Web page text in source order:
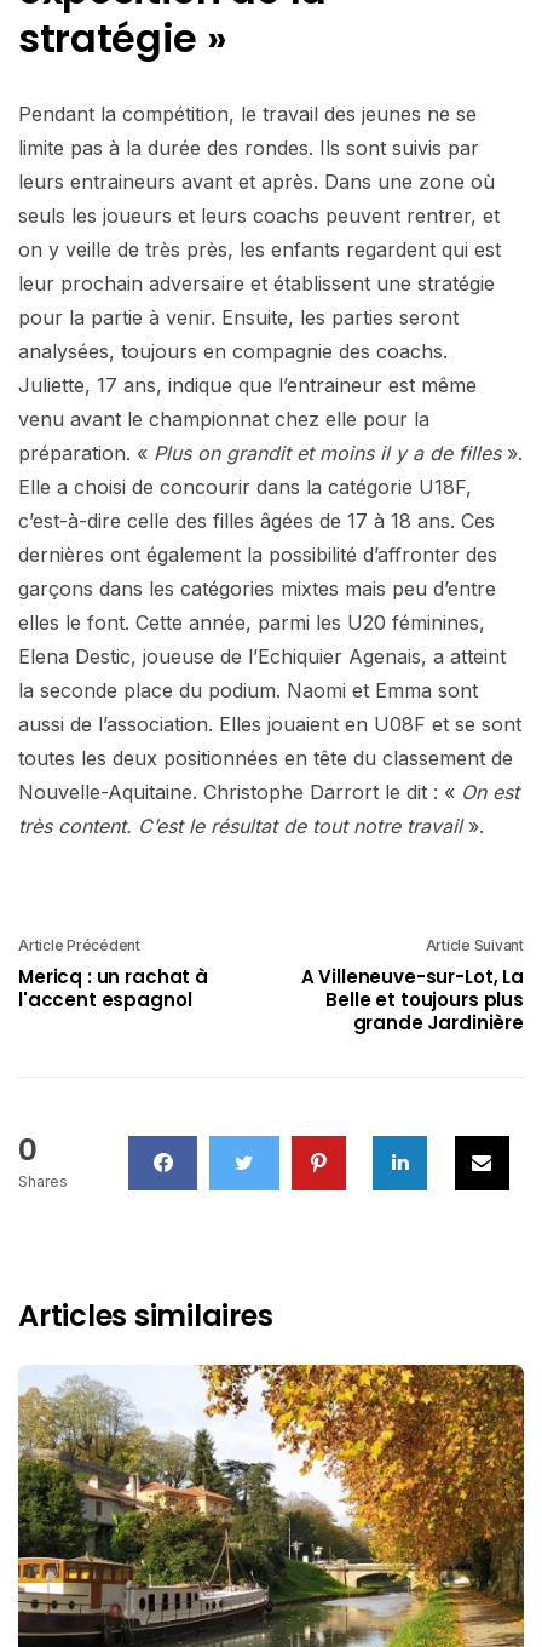
stratégie »
Pendant la compétition, le travail des jeunes ne se
limite pas à la durée des rondes. Ils sont suivis par
leurs entraineurs avant et après. Dans une zone où
seuls les joueurs et leurs coachs peuvent rentrer, et
on y veille de très près, les enfants regardent qui est
leur prochain adversaire et établissent une stratégie
pour la partie à venir. Ensuite, les parties seront
analysées, toujours en compagnie des coachs.
Juliette, 17 ans, indique que l’entraineur est même
venu avant le championnat chez elle pour la
préparation. « Plus on grandit et moins il y a de filles».
Elle a choisi de concourir dans la catégorie U18F,
c’est-à-dire celle des filles âgées de 17 à 18 ans. Ces
dernières ont également la possibilité d’affronter des
garçons dans les catégories mixtes mais peu d’entre
elles le font. Cette année, parmi les U20 féminines,
Elena Destic, joueuse de l’Echiquier Agenais, a atteint
la seconde place du podium. Naomi et Emma sont
aussi de l’association. Elles jouaient en U08F et se sont
toutes les deux positionnées en tête du classement de
Nouvelle-Aquitaine. Christophe Darrort le dit : « On est
très content. C’est le résultat de tout notre travail ».
Article Précédent
Mericq : un rachat à
l'accent espagnol
Article Suivant
A Villeneuve-sur-Lot, La
Belle et toujours plus
grande Jardinière
0
Shares
Articles similaires